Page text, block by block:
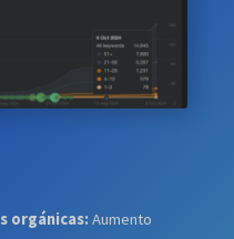
orgánicas:Aumento